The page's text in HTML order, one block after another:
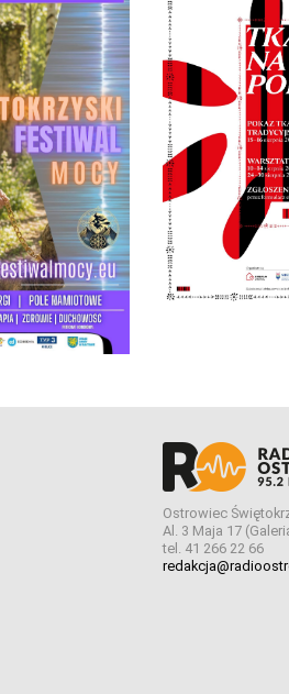
Ostrowiec
Al. 3 Maja 17
tel. 41 266 22 66